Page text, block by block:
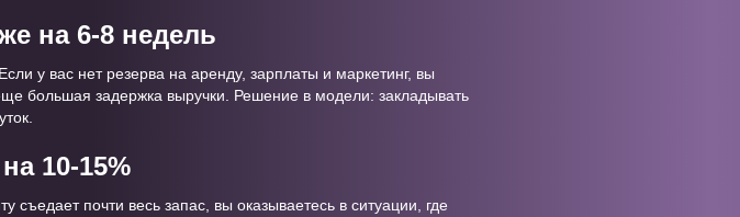
на 6-8 недель
у вас нет резерва на аренду, зарплаты и маркетинг, вы
большая задержка выручки. Решение в модели: закладывать
10-15%
съедает почти весь запас, вы оказываетесь в ситуации, где